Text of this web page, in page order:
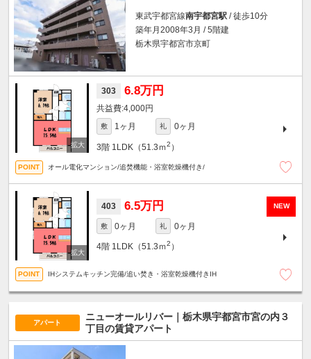
東武宇都宮線南宇都宮駅 / 徒歩10分
築年月2008年3月 / 5階建
栃木県宇都宮市京町
303 6.8万円
4,000円
敷 1ヶ月 礼 0ヶ月
3階 1LDK（51.3ｍ2 ）
オール電化マンション/追焚機能・浴室乾燥機付き/
NEW
403 6.5万円
敷 0ヶ月 礼 0ヶ月
4階 1LDK（51.3ｍ2 ）
IHシステムキッチン完備/追い焚き・浴室乾燥機付きIH
アパート
ニューオールリバー｜栃木県宇都宮市宮の内３
丁目の賃貸アパート